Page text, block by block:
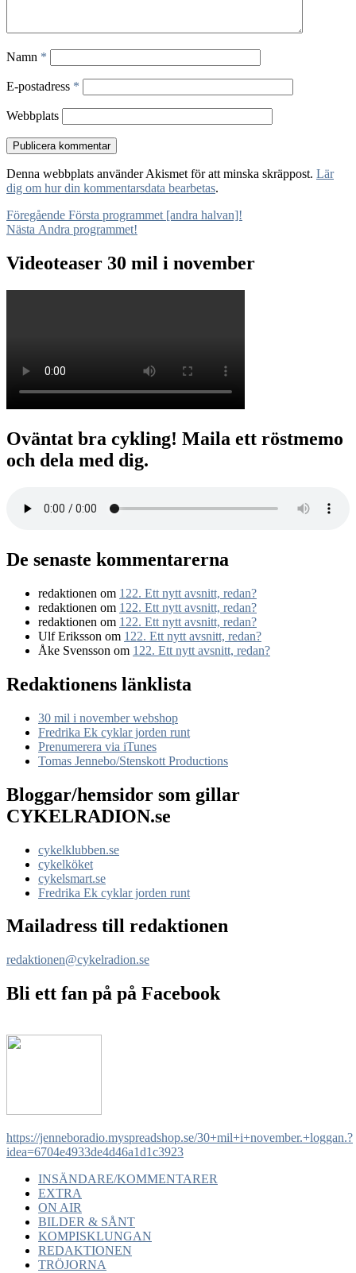
Namn *
E-postadress *
Webbplats
Denna webbplats använder Akismet för att minska skräppost. Lär
dig om hur din kommentarsdata bearbetas.
Inläggsnavigering
Föregående Föregående
inlägg:
Första programmet [andra halvan]!
Nästa Nästa
Andra programmet!
Videoteaser 30 mil i november
Oväntat bra cykling! Maila ett röstmemo
och dela med dig.
De senaste kommentarerna
redaktionen om 122. Ett nytt avsnitt, redan?
redaktionen om 122. Ett nytt avsnitt, redan?
redaktionen om 122. Ett nytt avsnitt, redan?
Ulf Eriksson om 122. Ett nytt avsnitt, redan?
Åke Svensson om 122. Ett nytt avsnitt, redan?
Redaktionens länklista
30 mil i november webshop
Fredrika Ek cyklar jorden runt
Prenumerera via iTunes
Tomas Jennebo/Stenskott Productions
Bloggar/hemsidor som gillar
CYKELRADION.se
cykelklubben.se
cykelköket
cykelsmart.se
Fredrika Ek cyklar jorden runt
Mailadress till redaktionen
redaktionen@cykelradion.se
Bli ett fan på på Facebook
https://jenneboradio.myspreadshop.se/30+mil+i+november.+loggan.?
idea=6704e4933de4d46a1d1c3923
INSÄNDARE/KOMMENTARER
EXTRA
ON AIR
BILDER & SÅNT
KOMPISKLUNGAN
REDAKTIONEN
TRÖJORNA